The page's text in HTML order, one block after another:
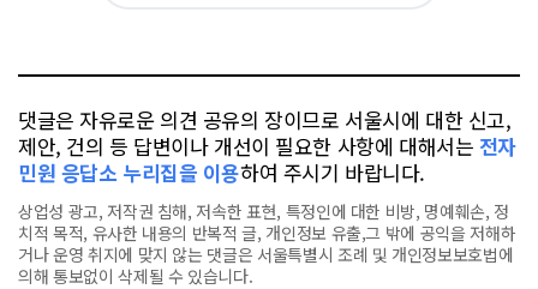
댓글은 자유로운 의견 공유의 장이므로 서울시에 대한 신고,
제안, 건의 등 답변이나 개선이 필요한 사항에 대해서는 전자
민원 응답소 누리집을 이용하여 주시기 바랍니다.
상업성 광고, 저작권 침해, 저속한 표현, 특정인에 대한 비방, 명예훼손, 정
치적 목적, 유사한 내용의 반복적 글, 개인정보 유출,그 밖에 공익을 저해하
거나 운영 취지에 맞지 않는 댓글은 서울특별시 조례 및 개인정보보호법에
의해 통보없이 삭제될 수 있습니다.